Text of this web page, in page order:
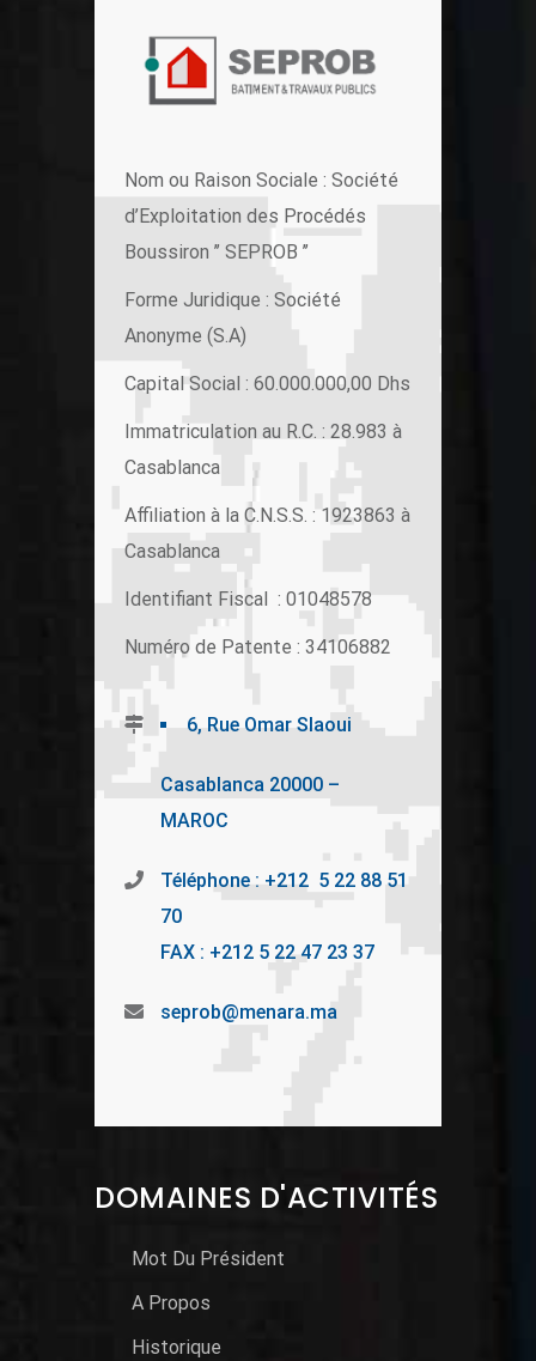
Nom ou Raison Sociale : Société
d’Exploitation des Procédés
Boussiron ’’ SEPROB ’’
Forme Juridique : Société
Anonyme (S.A)
Capital Social : 60.000.000,00 Dhs
Immatriculation au R.C. : 28.983 à
Casablanca
Affiliation à la C.N.S.S. : 1923863 à
Casablanca
Identifiant Fiscal : 01048578
Numéro de Patente : 34106882
6, Rue Omar Slaoui
Casablanca 20000 –
MAROC
Téléphone : +212 5 22 88 51
70
FAX : +212 5 22 47 23 37
seprob@menara.ma
DOMAINES D'ACTIVITÉS
Mot Du Président
A Propos
Historique